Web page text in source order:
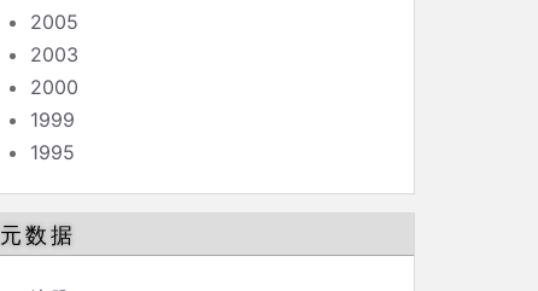
2005
2003
2000
1999
1995
元数据